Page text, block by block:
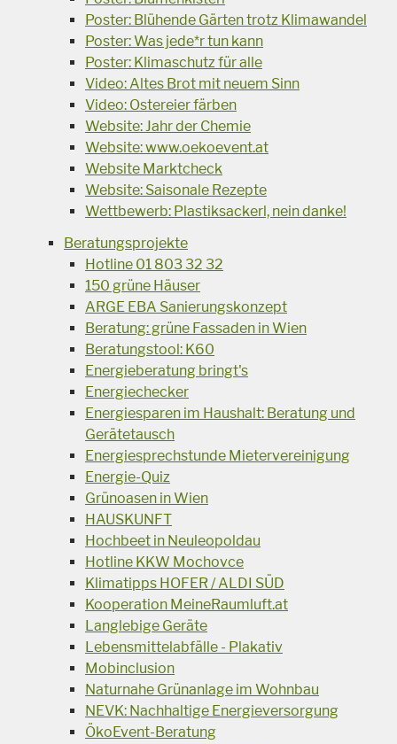
Poster: Blühende Gärten trotz Klimawandel
Poster: Was jede*r tun kann
Poster: Klimaschutz für alle
Video: Altes Brot mit neuem Sinn
Video: Ostereier färben
Website: Jahr der Chemie
Website: www.oekoevent.at
Website Marktcheck
Website: Saisonale Rezepte
Wettbewerb: Plastiksackerl, nein danke!
Beratungsprojekte
Hotline 01 803 32 32
150 grüne Häuser
ARGE EBA Sanierungskonzept
Beratung: grüne Fassaden in Wien
Beratungstool: K60
Energieberatung bringt's
Energiechecker
Energiesparen im Haushalt: Beratung und
Gerätetausch
Energiesprechstunde Mietervereinigung
Energie-Quiz
Grünoasen in Wien
HAUSKUNFT
Hochbeet in Neuleopoldau
Hotline KKW Mochovce
Klimatipps HOFER / ALDI SÜD
Kooperation MeineRaumluft.at
Langlebige Geräte
Lebensmittelabfälle - Plakativ
Mobinclusion
Naturnahe Grünanlage im Wohnbau
NEVK: Nachhaltige Energieversorgung
ÖkoEvent-Beratung